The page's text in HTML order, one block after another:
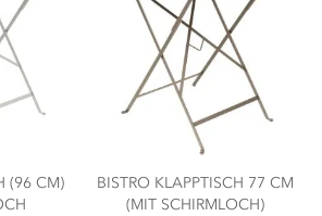
(96 CM)
BISTRO KLAPPTISCH 77 CM
(MIT SCHIRMLOCH)